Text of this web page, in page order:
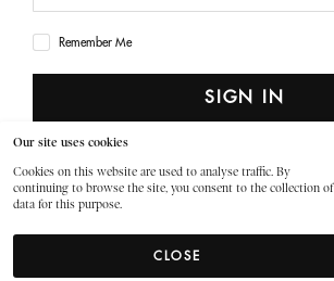
Our site uses cookies
Cookies on this website are used to analyse traffic. By
continuing to browse the site, you consent to the collection of
data for this purpose.
CLOSE
Remember Me
SIGN IN